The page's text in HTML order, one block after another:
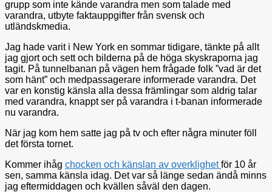
grupp som inte kände varandra men som talade med
varandra, utbyte faktauppgifter från svensk och
utländskmedia.
Jag hade varit i New York en sommar tidigare, tänkte på allt
jag gjort och sett och bilderna på de höga skyskraporna jag
tagit. På tunnelbanan på vägen hem frågade folk ”vad är det
som hänt” och medpassagerare informerade varandra. Det
var en konstig känsla alla dessa främlingar som aldrig talar
med varandra, knappt ser på varandra i t-banan informerade
nu varandra.
När jag kom hem satte jag på tv och efter några minuter föll
det första tornet.
Kommer ihåg chocken och känslan av overklighetför 10 år
sen, samma känsla idag. Det var så länge sedan ändå minns
jag eftermiddagen och kvällen såväl den dagen.